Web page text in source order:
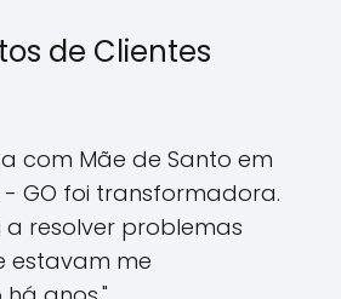
de Clientes
com Mãe de Santo em
- GO foi transformadora.
a resolver problemas
estavam me